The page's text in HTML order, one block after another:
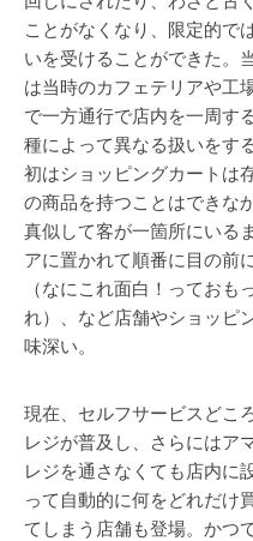
ことがなくなり、限定的で
いを受けることができた。
は当時のカフェテリアや工
で一方通行で店内を一周す
種によって異なる扱いをす
初はショッピングカートは
の商品を持つことはできな
真似して客が一箇所にいる
アに置かれて順番に目の前
（なにこれ面白！っておも
れ）、など店舗やショッピ
味深い。
現在、セルフサービスどこ
レジが普及し、さらにはア
レジを通さなくても店内に
って自動的に何をどれだけ
てしまう店舗も登場。かつ